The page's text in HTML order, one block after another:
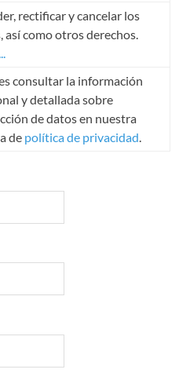
rectificar y cancelar los
así como otros derechos.
consultar la información
y detallada sobre
de datos en nuestra
de política de privacidad.